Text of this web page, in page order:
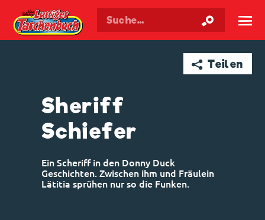
Walt Disneys Taschenbuch ☰
➦ Teilen
Sheriff
Schiefer
Ein Scheriff in den Donny Duck
Geschichten. Zwischen ihm und Fräulein
Lätitia sprühen nur so die Funken.